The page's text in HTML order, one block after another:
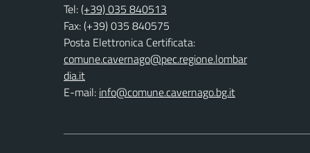
Tel:(+39) 035 840513
Fax: (+39) 035 840575
Posta Elettronica Certificata:
comune.cavernago@pec.regione.lombar
dia.it
E-mail: info@comune.cavernago.bg.it